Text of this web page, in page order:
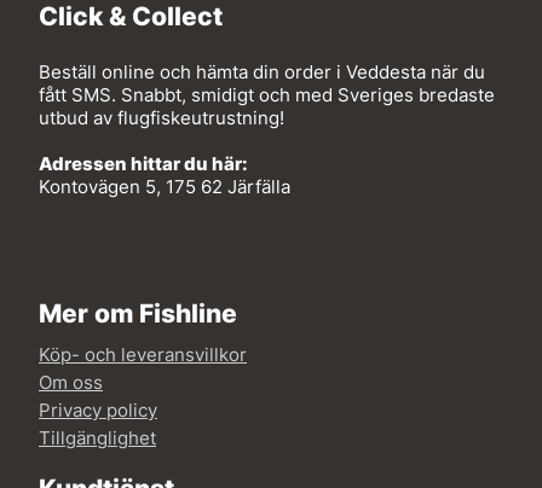
Click & Collect
Beställ online och hämta din order i Veddesta när du
fått SMS. Snabbt, smidigt och med Sveriges bredaste
utbud av flugfiskeutrustning!
Adressen hittar du här:
Kontovägen 5, 175 62 Järfälla
Mer om Fishline
Köp- och leveransvillkor
Om oss
Privacy policy
Tillgänglighet